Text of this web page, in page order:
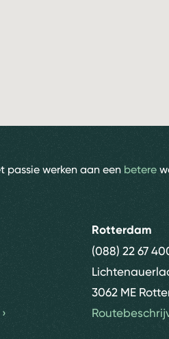
passie werken aan een betere
›
Rotterdam
(088) 22 67
3062 ME